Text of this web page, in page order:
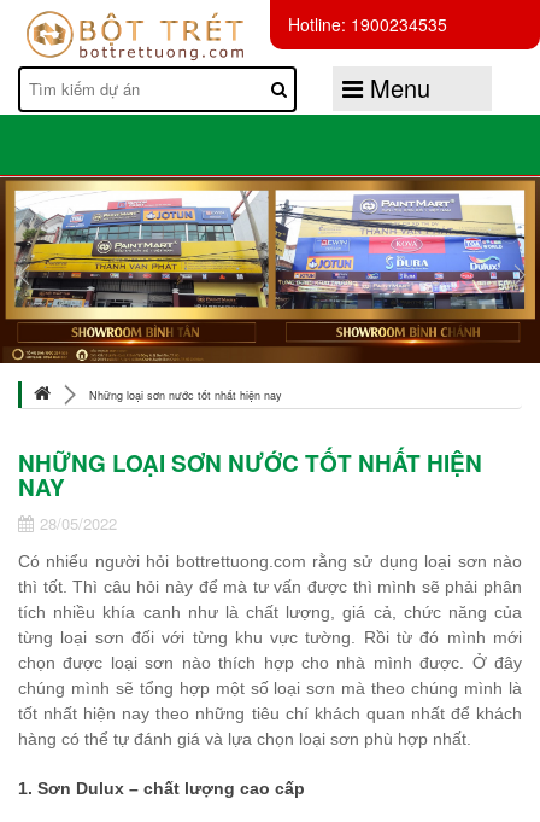
Hotline: 1900234535
Menu
Những loại sơn nước tốt nhất hiện nay
NHỮNG LOẠI SƠN NƯỚC TỐT NHẤT HIỆN
NAY
28/05/2022
Có nhiểu người hỏi bottrettuong.com rằng sử dụng loại sơn nào
thì tốt. Thì câu hỏi này để mà tư vấn được thì mình sẽ phải phân
tích nhiều khía canh như là chất lượng, giá cả, chức năng của
từng loại sơn đối với từng khu vực tường. Rồi từ đó mình mới
chọn được loại sơn nào thích hợp cho nhà mình được. Ở đây
chúng mình sẽ tổng hợp một số loại sơn mà theo chúng mình là
tốt nhất hiện nay theo những tiêu chí khách quan nhất để khách
hàng có thể tự đánh giá và lựa chọn loại sơn phù hợp nhất.
1. Sơn Dulux – chất lượng cao cấp